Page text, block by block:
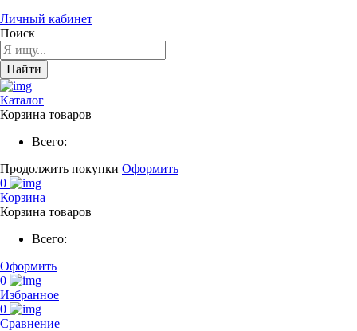
Личный кабинет
Поиск
Найти
Каталог
Корзина товаров
Всего:
Продолжить покупки Оформить
0
Корзина
Корзина товаров
Всего:
Оформить
0
Избранное
0
Сравнение